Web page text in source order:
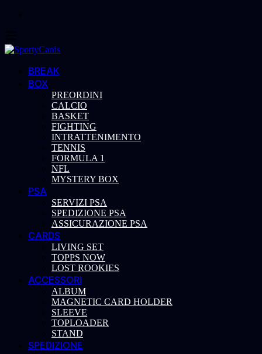
BREAK
BOX
PREORDINI
CALCIO
BASKET
FIGHTING
INTRATTENIMENTO
TENNIS
FORMULA 1
NFL
MYSTERY BOX
PSA
SERVIZI PSA
SPEDIZIONE PSA
ASSICURAZIONE PSA
CARDS
LIVING SET
TOPPS NOW
LOST ROOKIES
ACCESSORI
ALBUM
MAGNETIC CARD HOLDER
SLEEVE
TOPLOADER
STAND
SPEDIZIONE